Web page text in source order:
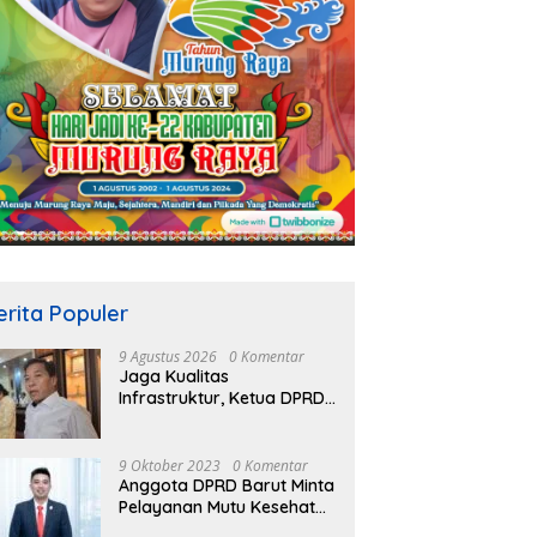
Populer
9 Agustus 2026 0 Komentar
Jaga Kualitas
Infrastruktur, Ketua DPRD
Jembatan
9 Oktober 2023 0 Komentar
Anggota DPRD Barut Minta
Pelayanan Mutu Kesehatan